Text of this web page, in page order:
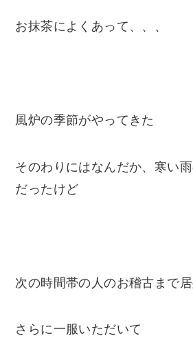
お抹茶によくあって、、、
風炉の季節がやってきた
そのわりにはなんだか、寒い
だったけど
次の時間帯の人のお稽古まで
さらに一服いただいて